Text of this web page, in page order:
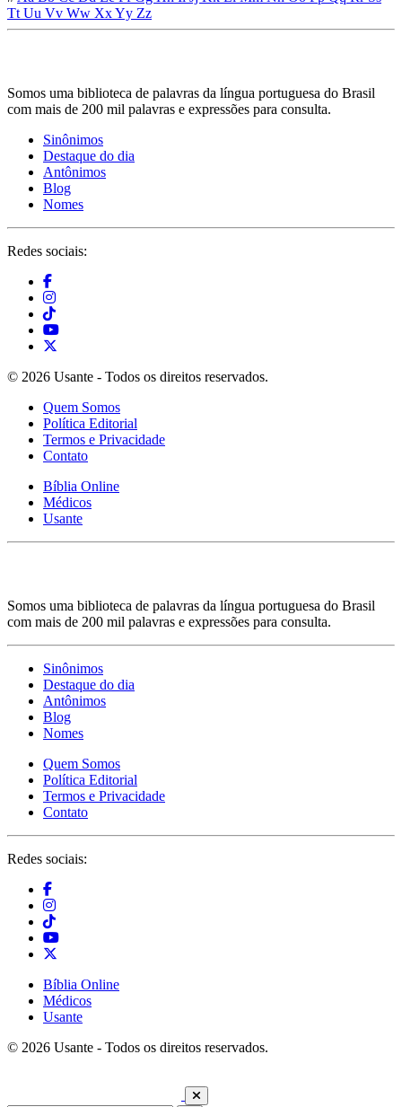
Tt Uu Vv Ww XxYy Zz
Somos uma biblioteca de palavras da língua portuguesa do Brasil
com mais de 200 mil palavras e expressões para consulta.
Sinônimos
Destaque do dia
Antônimos
Blog
Nomes
Redes sociais:
© 2026 Usante - Todos os direitos reservados.
Quem Somos
Política Editorial
Termos e Privacidade
Contato
Bíblia Online
Médicos
Usante
Somos uma biblioteca de palavras da língua portuguesa do Brasil
com mais de 200 mil palavras e expressões para consulta.
Sinônimos
Destaque do dia
Antônimos
Blog
Nomes
Quem Somos
Política Editorial
Termos e Privacidade
Contato
Redes sociais:
Bíblia Online
Médicos
Usante
© 2026 Usante - Todos os direitos reservados.